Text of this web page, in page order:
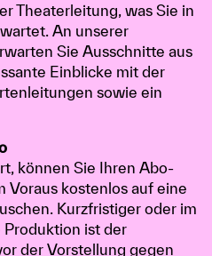
Theaterleitung, was Sie in
An unserer
Sie Ausschnitte aus
Einblicke mit der
sowie ein
können Sie Ihren Abo-
Voraus kostenlos auf eine
Kurzfristiger oder im
Produktion ist der
der Vorstellung gegen